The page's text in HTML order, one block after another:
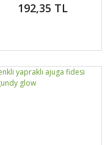
blue star creeper
192,35 TL